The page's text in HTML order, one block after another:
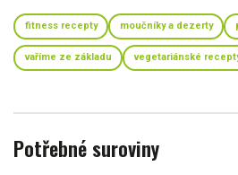
fitness recepty moučníky a dezerty
vaříme ze základu vegetariánské
Potřebné suroviny